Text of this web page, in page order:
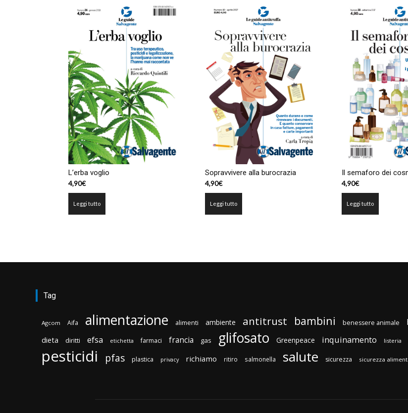
L’erba voglio
4,90€
Leggi tutto
Sopravvivere alla burocrazia
4,90€
Leggi tutto
Il semaforo dei
4,90€
Leggi tutto
Tag
Agcom Aifa alimentazione alimenti ambiente antitrust bambini benessere animale
dieta diritti efsa etichetta farmaci francia gas glifosato Greenpeace inquinamento listeria
pesticidi pfas plastica privacy richiamo ritiro salmonella salute sicurezza sicurezza